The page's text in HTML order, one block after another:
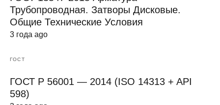
Трубопроводная. Затворы Дисковые.
Общие Технические Условия
3 года ago
ГОСТ
ГОСТ Р 56001 — 2014 (ISO 14313 + API
598)